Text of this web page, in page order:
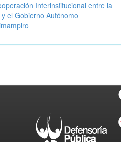
Interinstitucional entre la
el Gobierno Autónomo